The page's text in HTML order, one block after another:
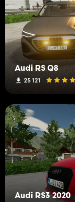
Audi RS Q8
25 121
Audi RS3 2020